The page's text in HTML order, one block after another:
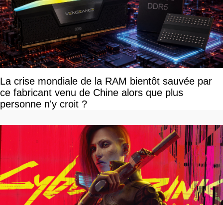
La crise mondiale de la RAM bientôt sauvée par
ce fabricant venu de Chine alors que plus
personne n'y croit ?